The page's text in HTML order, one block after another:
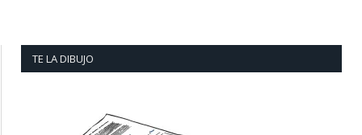
TE LA DIBUJO